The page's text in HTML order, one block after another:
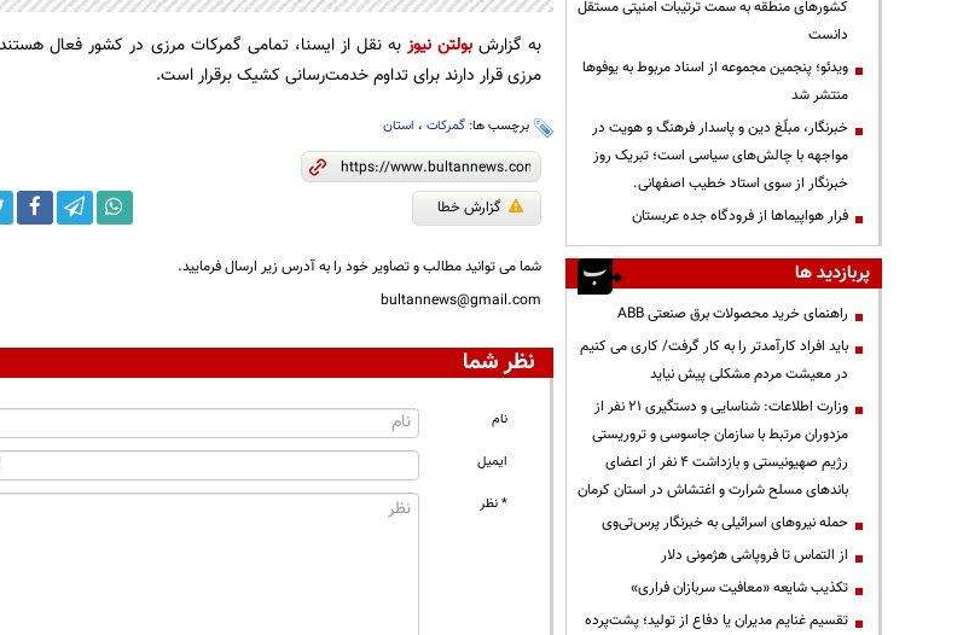
به گزارش بولتن نیوزبه نقل از ایسنا، تمامی گمرکات مرزی در کشور فعال
مرزی قرار دارند برای تداوم خدمت‌رسانی کشیک برقرار است.
برچسب ها: گمرکات، استان‌
گزارش خطا
شما می توانید مطالب و تصاویر خود را به آدرس زیر ارسال فرمایید.
bultannews@gmail.com
نظر شما
نام
ایمیل
* نظر
کشورهای منطقه به سمت ترتیبات امنیتی مستقل
دانست
ویدئو؛ پنجمین مجموعه از اسناد مربوط به یوفوها
منتشر شد
خبرنگار، مبلّغ دین و پاسدار فرهنگ و هویت در
مواجهه با چالش‌های سیاسی است؛ تبریک روز
خبرنگار از سوی استاد خطیب اصفهانی.
فرار هواپیماها از فرودگاه جده عربستان
پربازدید ها
راهنمای خرید محصولات برق صنعتی ABB
باید افراد کارآمدتر را به کار گرفت/ کاری می کنیم
در معیشت مردم مشکلی پیش نیاید
وزارت اطلاعات: شناسایی و دستگیری ۲۱ نفر از
مزدوران مرتبط با سازمان جاسوسی و تروریستی
رژیم صهیونیستی و بازداشت ۴ نفر از اعضای
باندهای مسلح شرارت و اغتشاش در استان کرمان
حمله نیروهای اسرائیلی به خبرنگار پرس‌تی‌وی
از التماس تا فروپاشی هژمونی دلار
تکذیب شایعه «معافیت سربازان فراری»
تقسیم غنایم مدیران یا دفاع از تولید؛ پشت‌پرده